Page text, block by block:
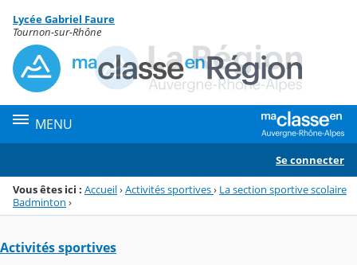
Menu de la rubrique
Contenu
Lycée Gabriel Faure
Tournon-sur-Rhône
MENU
Se connecter
Vous êtes ici : Accueil›Activités sportives› La section sportive scolaire
Badminton ›
Activités sportives